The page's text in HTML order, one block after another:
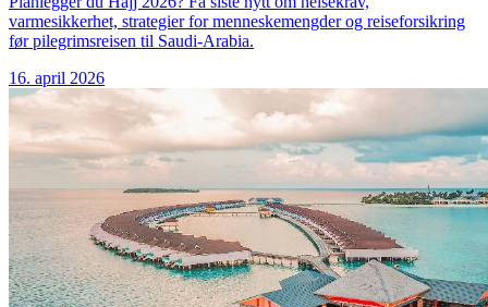
varmesikkerhet, strategier for menneskemengder og reiseforsikring
før pilegrimsreisen til Saudi-Arabia.
16. april 2026